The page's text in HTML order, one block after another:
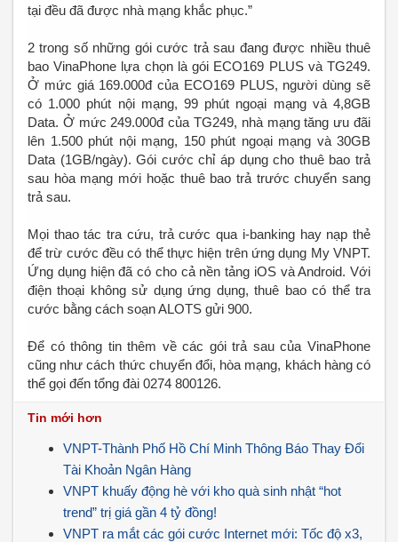
tại đều đã được nhà mạng khắc phục.”
2 trong số những gói cước trả sau đang được nhiều thuê
bao VinaPhone lựa chọn là gói ECO169 PLUS và TG249.
Ở mức giá 169.000đ của ECO169 PLUS, người dùng sẽ
có 1.000 phút nội mạng, 99 phút ngoại mạng và 4,8GB
Data. Ở mức 249.000đ của TG249, nhà mạng tăng ưu đãi
lên 1.500 phút nội mạng, 150 phút ngoại mạng và 30GB
Data (1GB/ngày). Gói cước chỉ áp dụng cho thuê bao trả
sau hòa mạng mới hoặc thuê bao trả trước chuyển sang
trả sau.
Mọi thao tác tra cứu, trả cước qua i-banking hay nạp thẻ
để trừ cước đều có thể thực hiện trên ứng dụng My VNPT.
Ứng dụng hiện đã có cho cả nền tảng iOS và Android. Với
điện thoại không sử dụng ứng dụng, thuê bao có thể tra
cước bằng cách soạn ALOTS gửi 900.
Để có thông tin thêm về các gói trả sau của VinaPhone
cũng như cách thức chuyển đổi, hòa mạng, khách hàng có
thể gọi đến tổng đài 0274 800126.
Tin mới hơn
VNPT-Thành Phố Hồ Chí Minh Thông Báo Thay Đổi
Tài Khoản Ngân Hàng
VNPT khuấy động hè với kho quà sinh nhật “hot
trend” trị giá gần 4 tỷ đồng!
VNPT ra mắt các gói cước Internet mới: Tốc độ x3,